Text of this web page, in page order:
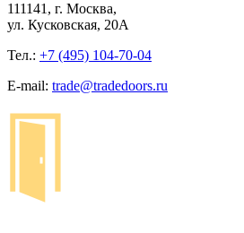
111141, г. Москва,
ул. Кусковская, 20А
Тел.: +7 (495) 104-70-04
E-mail: trade@tradedoors.ru